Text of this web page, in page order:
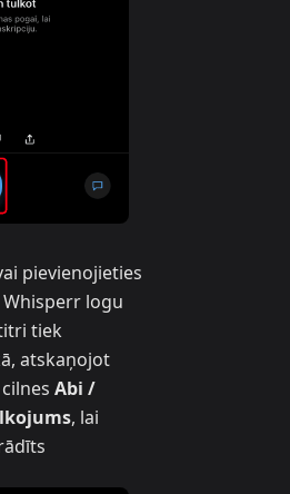
pievienojieties
logu
tiek
atskaņojot
Abi /
, lai